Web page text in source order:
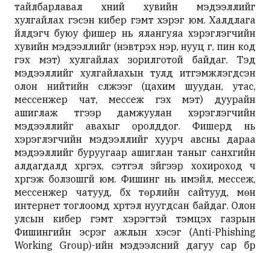
тайлбарлавал хүний хувийн мэдээллийг
хулгайлах гэсэн кибер гэмт хэрэг юм. Халдлага
үйлдэгч буюу фишер нь ялангуяа хэрэглэгчийн
хувийн мэдээллийг (нэвтрэх нэр, нууц үг, пин код
гэх мэт) хулгайлах зорилготой байдаг. Тэд
мэдээллийг хулгайлахын тулд итгэмжлэгдсэн
олон нийтийн сүлжээг (цахим шуудан, утас,
мессенжер чат, мессеж гэх мэт) дуурайн
ашиглаж түүгээр дамжуулан хэрэглэгчийн
мэдээллийг авахыг оролддог. Фишерүүд нь
хэрэглэгчийн мэдээллийг хуурч авсны дараа
мэдээллийг буруугаар ашиглан таныг санхүүгийн
алдагдалд хүргэх, сэтгэл зүйгээр хохироход ч
хүргэж болзошгүй юм. Фишинг нь имэйл, мессеж,
мессенжер чатууд, бүх төрлийн сайтууд, мөн
интернет тоглоомд хүртэл нуугдсан байдаг. Олон
улсын кибер гэмт хэрэгтэй тэмцэх газрын
Фишингийн эсрэг ажлын хэсэг (Anti-Phishing
Working Group)-ийн мэдээлсний дагуу сар бүр